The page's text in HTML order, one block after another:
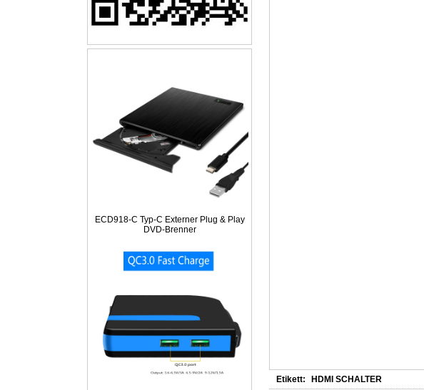
ECD918-C Typ-C Externer Plug & Play
DVD-Brenner
Etikett: HDMI SCHALTER